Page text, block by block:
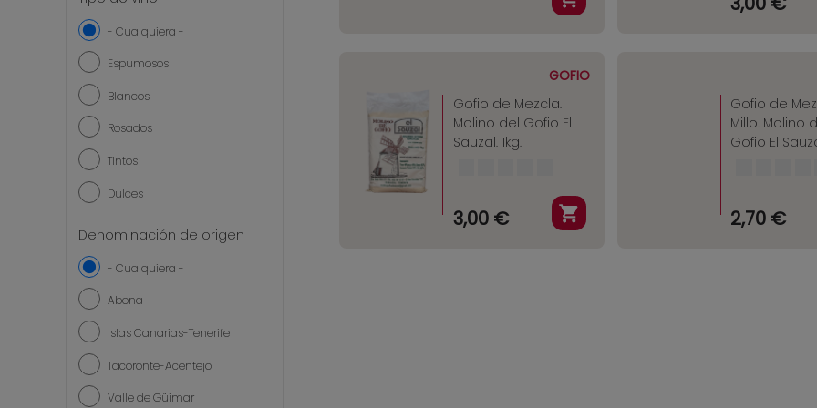
- Cualquiera -
Espumosos
Blancos
Rosados
Tintos
Dulces
Denominación de origen
- Cualquiera -
Abona
Islas Canarias-Tenerife
Tacoronte-Acentejo
Valle de Güimar
GOFIO
Gofio de Mezcla.
Molino del Gofio El
Sauzal. 1kg.
3,00 €
Gofio de
Millo. Molino
Gofio El
2,70 €